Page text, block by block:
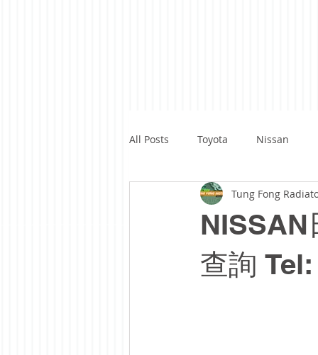
All Posts Toyota Nissan
Benz Subaru
Yamaha Kawasaki
NISSAN
查詢
Tung Fong